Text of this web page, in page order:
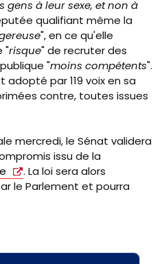
gens à leur sexe, et non à
qualifiant même la
", en ce qu'elle
"risque" de recruter des
"moins compétents".
par 119 voix en sa
contre, toutes issues
mercredi, le Sénat validera
issu de la
. La loi sera alors
le Parlement et pourra